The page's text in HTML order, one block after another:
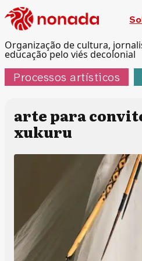
Organização de cultura,
educação pelo viés decolonial
Processos artísticos
arte para
xukuru